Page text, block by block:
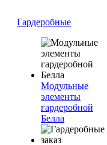
Гардеробные
Модульные
элементы
гардеробной
Белла